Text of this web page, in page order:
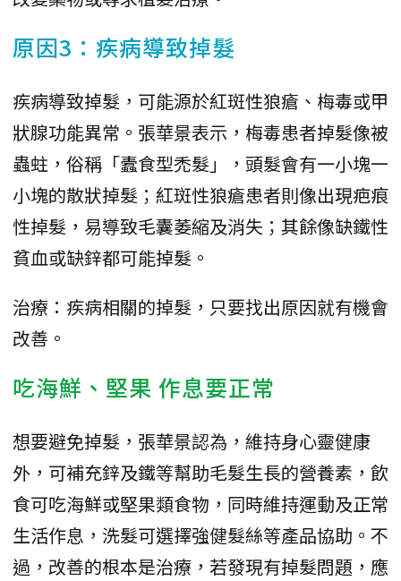
原因3：疾病導致掉髮
疾病導致掉髮，可能源於紅斑性狼瘡、梅毒或甲
狀腺功能異常。張華景表示，梅毒患者掉髮像被
蟲蛀，俗稱「蠹食型禿髮」，頭髮會有一小塊一
小塊的散狀掉髮；紅斑性狼瘡患者則像出現疤痕
性掉髮，易導致毛囊萎縮及消失；其餘像缺鐵性
貧血或缺鋅都可能掉髮。
治療：疾病相關的掉髮，只要找出原因就有機會
改善。
吃海鮮、堅果 作息要正常
想要避免掉髮，張華景認為，維持身心靈健康
外，可補充鋅及鐵等幫助毛髮生長的營養素，飲
食可吃海鮮或堅果類食物，同時維持運動及正常
生活作息，洗髮可選擇強健髮絲等產品協助。不
過，改善的根本是治療，若發現有掉髮問題，應